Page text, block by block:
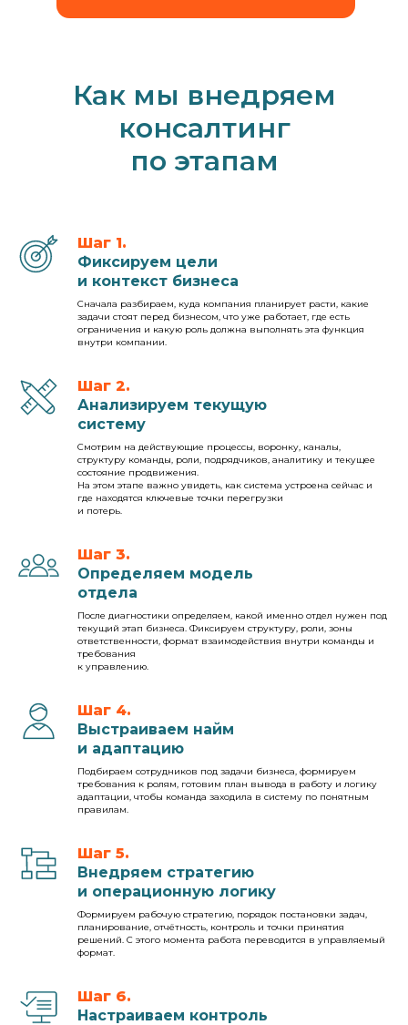
Как мы внедряем
консалтинг
по этапам
Шаг 1.
Фиксируем цели
и контекст бизнеса
Сначала разбираем, куда компания планирует расти, какие
задачи стоят перед бизнесом, что уже работает, где есть
ограничения и какую роль должна выполнять эта функция
внутри компании.
Шаг 2.
Анализируем текущую
систему
Смотрим на действующие процессы, воронку, каналы,
структуру команды, роли, подрядчиков, аналитику и текущее
состояние продвижения.
На этом этапе важно увидеть, как система устроена сейчас и
где находятся ключевые точки перегрузки
и потерь.
Шаг 3.
Определяем модель
отдела
После диагностики определяем, какой именно отдел нужен под
текущий этап бизнеса. Фиксируем структуру, роли, зоны
ответственности, формат взаимодействия внутри команды и
требования
к управлению.
Шаг 4.
Выстраиваем найм
и адаптацию
Подбираем сотрудников под задачи бизнеса, формируем
требования к ролям, готовим план вывода в работу и логику
адаптации, чтобы команда заходила в систему по понятным
правилам.
Шаг 5.
Внедряем стратегию
и операционную логику
Формируем рабочую стратегию, порядок постановки задач,
планирование, отчётность, контроль и точки принятия
решений. С этого момента работа переводится в управляемый
формат.
Шаг 6.
Настраиваем контроль